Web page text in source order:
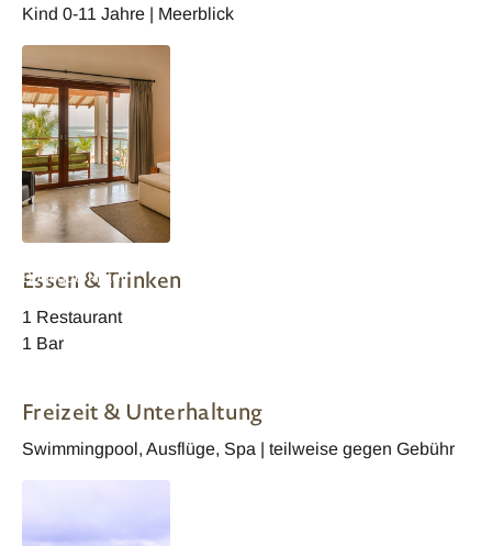
Kind 0-11 Jahre | Meerblick
Boutique Hotel
Essen & Trinken
1 Restaurant
1 Bar
Freizeit & Unterhaltung
Swimmingpool, Ausflüge, Spa | teilweise gegen Gebühr